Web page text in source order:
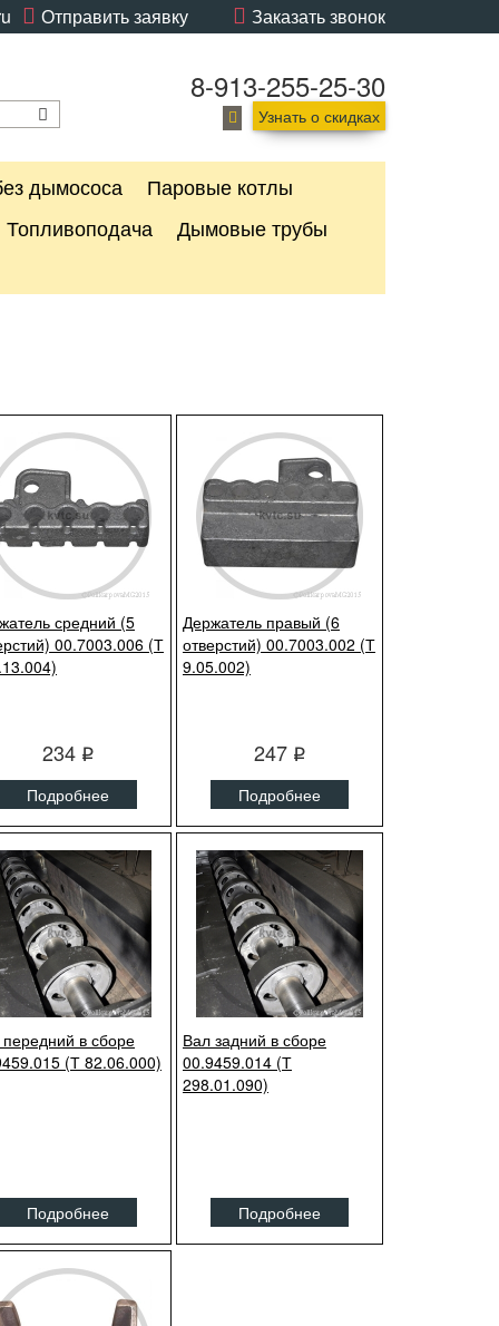
Заказать звонок
Отправить заявку
8-913-255-25-30
Узнать о скидках
дымососа
Паровые котлы
Топливоподача
Дымовые трубы
средний (5
00.7003.006 (Т
234 q
Подробнее
Держатель правый (6
отверстий) 00.7003.002 (Т
9.05.002)
247 q
Подробнее
в сборе
(Т 82.06.000)
Подробнее
Вал задний в сборе
00.9459.014 (Т
298.01.090)
Подробнее